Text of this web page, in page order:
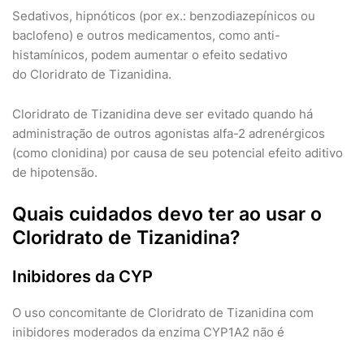
Sedativos, hipnóticos (por ex.: benzodiazepínicos ou
baclofeno) e outros medicamentos, como anti-
histamínicos, podem aumentar o efeito sedativo
do Cloridrato de Tizanidina.
Cloridrato de Tizanidina deve ser evitado quando há
administração de outros agonistas alfa-2 adrenérgicos
(como clonidina) por causa de seu potencial efeito aditivo
de hipotensão.
Quais cuidados devo ter ao usar o
Cloridrato de Tizanidina?
Inibidores da CYP
O uso concomitante de Cloridrato de Tizanidina com
inibidores moderados da enzima CYP1A2 não é